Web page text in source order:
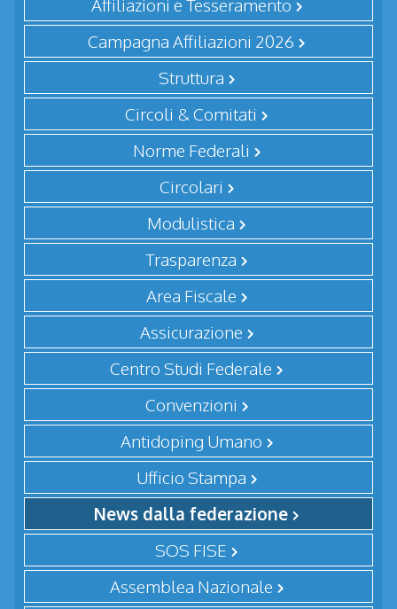
Affiliazioni e Tesseramento
Campagna Affiliazioni 2026
Struttura
Circoli & Comitati
Norme Federali
Circolari
Modulistica
Trasparenza
Area Fiscale
Assicurazione
Centro Studi Federale
Convenzioni
Antidoping Umano
Ufficio Stampa
News dalla federazione
SOS FISE
Assemblea Nazionale